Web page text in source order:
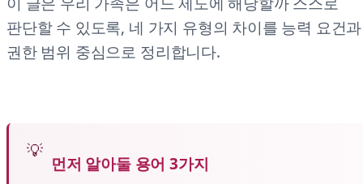
판단할 수 있도록, 네 가지 유형의 차이를 능력 요건과
권한 범위 중심으로 정리합니다.
먼저 알아둘 용어 3가지